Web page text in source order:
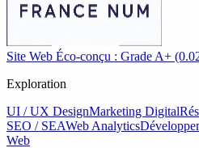
Site Web Éco-conçu : Grade A+
Exploration
UI / UX DesignMarketing Digital
SEO / SEAWeb Analytics
Web